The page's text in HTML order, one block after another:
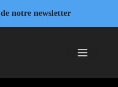
notre newsletter
Menu